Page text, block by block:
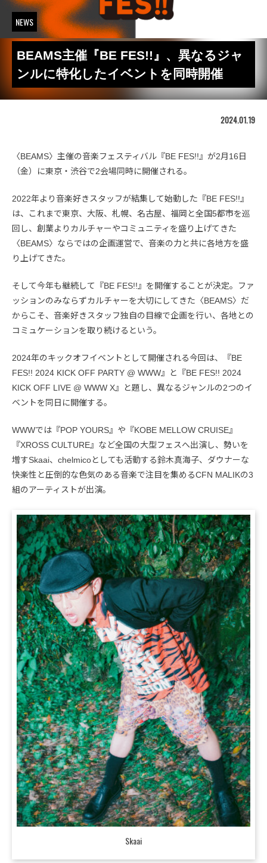
NEWS
BEAMS主催『BE FES!!』、異なるジャ
ンルに特化したイベントを同時開催
2024.01.19
〈BEAMS〉主催の音楽フェスティバル『BE FES!!』が2月16日
（金）に東京・渋谷で2会場同時に開催される。
2022年より音楽好きスタッフが結集して始動した『BE FES!!』
は、これまで東京、大阪、札幌、名古屋、福岡と全国5都市を巡
回し、創業よりカルチャーやコミュニティを盛り上げてきた
〈BEAMS〉ならではの企画運営で、音楽の力と共に各地方を盛
り上げてきた。
そして今年も継続して『BE FES!!』を開催することが決定。ファ
ッションのみならずカルチャーを大切にしてきた〈BEAMS〉だ
からこそ、音楽好きスタッフ独自の目線で企画を行い、各地との
コミュケーションを取り続けるという。
2024年のキックオフイベントとして開催される今回は、『BE
FES!! 2024 KICK OFF PARTY @ WWW』と『BE FES!! 2024
KICK OFF LIVE @ WWW X』と題し、異なるジャンルの2つのイ
ベントを同日に開催する。
WWWでは『POP YOURS』や『KOBE MELLOW CRUISE』
『XROSS CULTURE』など全国の大型フェスへ出演し、勢いを
増すSkaai、chelmicoとしても活動する鈴木真海子、ダウナーな
快楽性と圧倒的な色気のある音楽で注目を集めるCFN MALIKの3
組のアーティストが出演。
Skaai